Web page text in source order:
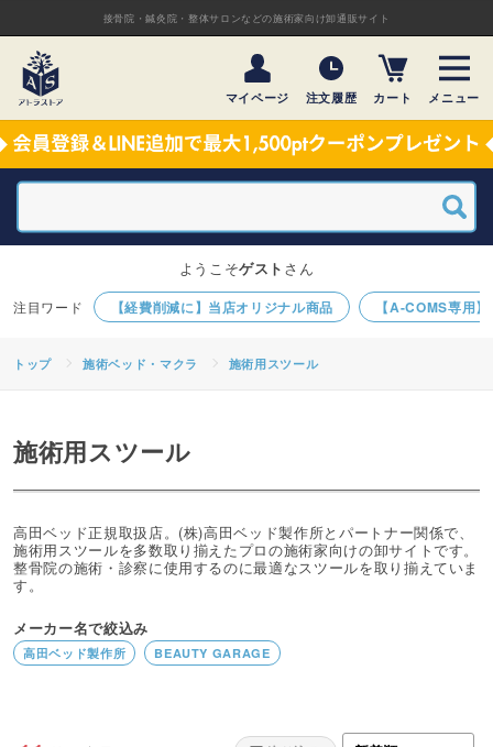
接骨院・鍼灸院・整体サロンなどの施術家向け卸通販サイト
マイページ 注文履歴 カート メニュー
【経費削減に】当店オリジナル商品 【A-COMS専用
ようこそゲスト さん
トップ 施術ベッド・マクラ 施術用スツール
施術用スツール
高田ベッド正規取扱店。(株)高田ベッド製作所とパートナー関係で、
施術用スツールを多数取り揃えたプロの施術家向けの卸サイトです。
整骨院の施術・診察に使用するのに最適なスツールを取り揃えていま
す。
メーカー名で絞込み
高田ベッド製作所 BEAUTY GARAGE